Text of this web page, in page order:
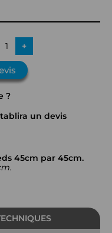
+
?
un devis
45cm par 45cm.